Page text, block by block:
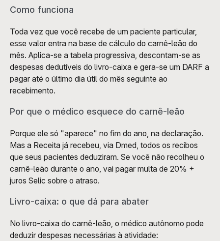
Como funciona
Toda vez que você recebe de um paciente particular,
esse valor entra na base de cálculo do carnê-leão do
mês. Aplica-se a tabela progressiva, descontam-se as
despesas dedutíveis do livro-caixa e gera-se um DARF a
pagar até o último dia útil do mês seguinte ao
recebimento.
Por que o médico esquece do carnê-leão
Porque ele só "aparece" no fim do ano, na declaração.
Mas a Receita já recebeu, via Dmed, todos os recibos
que seus pacientes deduziram. Se você não recolheu o
carnê-leão durante o ano, vai pagar multa de 20% +
juros Selic sobre o atraso.
Livro-caixa: o que dá para abater
No livro-caixa do carnê-leão, o médico autônomo pode
deduzir despesas necessárias à atividade: